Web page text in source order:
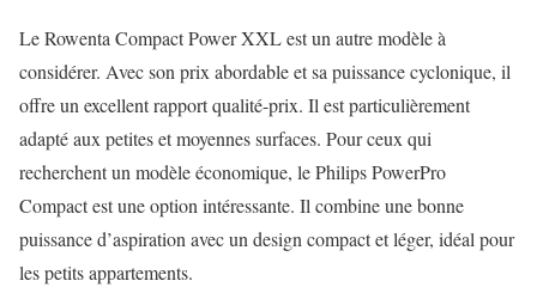
Le Rowenta Compact Power XXL est un autre modèle à
considérer. Avec son prix abordable et sa puissance cyclonique, il
offre un excellent rapport qualité-prix. Il est particulièrement
adapté aux petites et moyennes surfaces. Pour ceux qui
recherchent un modèle économique, le Philips PowerPro
Compact est une option intéressante. Il combine une bonne
puissance d’aspiration avec un design compact et léger, idéal pour
les petits appartements.